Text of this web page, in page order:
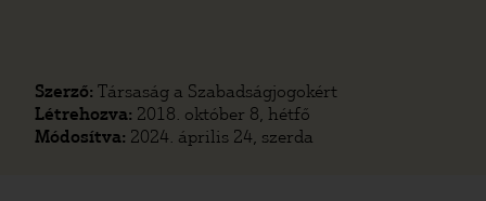
Szerző: Társaság a Szabadságjogokért
Létrehozva: 2018. október 8, hétfő
Módosítva: 2024. április 24, szerda